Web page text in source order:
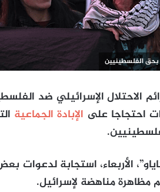
بحق الفلسطينيين
الاحتلال الإسرائيلي ضد
احتجاجا على الإبادة الجماعية
الأربعاء، استجابة لدعوات
مظاهرة مناهضة لإسرائيل.